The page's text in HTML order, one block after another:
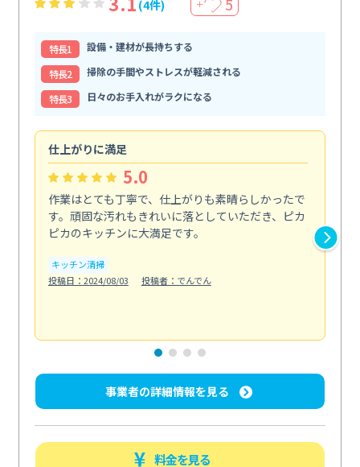
(4件) ＋ 5
特⻑1
設備・建材が長持ちする
特⻑2
掃除の手間やストレスが軽減される
特⻑3
日々のお手入れがラクになる
仕上がりに満足
5.0
作業はとても丁寧で、仕上がりも素晴らしかったで
す。頑固な汚れもきれいに落としていただき、ピカ
ピカのキッチンに大満足です。
キッチン清掃
投稿日：2024/08/03
投稿者：でんでん
事業者の詳細情報を見る
料金を見る